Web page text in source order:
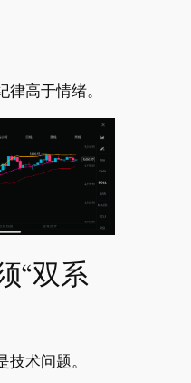
高于情绪。
“双系
术问题。